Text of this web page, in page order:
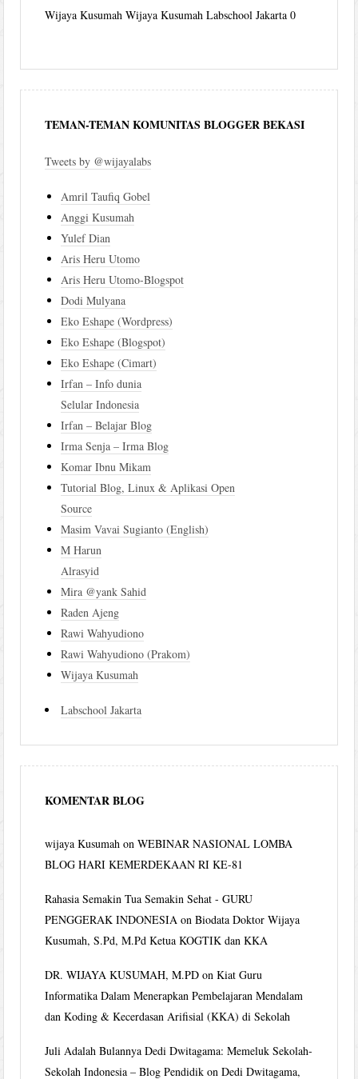
Wijaya Kusumah Wijaya Kusumah Labschool Jakarta 0
TEMAN-TEMAN KOMUNITAS BLOGGER BEKASI
Tweets by @wijayalabs
Amril Taufiq Gobel
Anggi Kusumah
Yulef Dian
Aris Heru Utomo
Aris Heru Utomo-Blogspot
Dodi Mulyana
Eko Eshape (Wordpress)
Eko Eshape (Blogspot)
Eko Eshape (Cimart)
Irfan – Info dunia
Selular Indonesia
Irfan – Belajar Blog
Irma Senja – Irma Blog
Komar Ibnu Mikam
Tutorial Blog, Linux & Aplikasi Open
Source
Masim Vavai Sugianto (English)
M Harun
Alrasyid
Mira @yank Sahid
Raden Ajeng
Rawi Wahyudiono
Rawi Wahyudiono (Prakom)
Wijaya Kusumah
Labschool Jakarta
KOMENTAR BLOG
wijaya Kusumah onWEBINAR NASIONAL LOMBA
BLOG HARI KEMERDEKAAN RI KE-81
Rahasia Semakin Tua Semakin Sehat - GURU
PENGGERAK INDONESIA onBiodata Doktor Wijaya
Kusumah, S.Pd, M.Pd Ketua KOGTIK dan KKA
DR. WIJAYA KUSUMAH, M.PD onKiat Guru
Informatika Dalam Menerapkan Pembelajaran Mendalam
dan Koding & Kecerdasan Arifisial (KKA) di Sekolah
Juli Adalah Bulannya Dedi Dwitagama: Memeluk Sekolah-
Sekolah Indonesia – Blog Pendidik onDedi Dwitagama,